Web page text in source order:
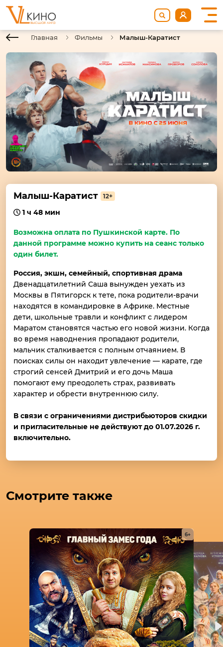
Главная Фильмы Малыш-Каратист
Малыш-Каратист 12+
1 ч 48 мин
Возможна оплата по Пушкинской карте. По
данной программе можно купить на сеанс только
один билет.
Россия, экшн, семейный, спортивная драма
Двенадцатилетний Саша вынужден уехать из
Москвы в Пятигорск к тете, пока родители-врачи
находятся в командировке в Африке. Местные
дети, школьные травли и конфликт с лидером
Маратом становятся частью его новой жизни. Когда
во время наводнения пропадают родители,
мальчик сталкивается с полным отчаянием. В
поисках силы он находит увлечение — карате, где
строгий сенсей Дмитрий и его дочь Маша
помогают ему преодолеть страх, развивать
характер и обрести внутреннюю силу.
В связи с ограничениями дистрибьюторов скидки
и пригласительные не действуют до 01.07.2026 г.
включительно.
Смотрите также
6+